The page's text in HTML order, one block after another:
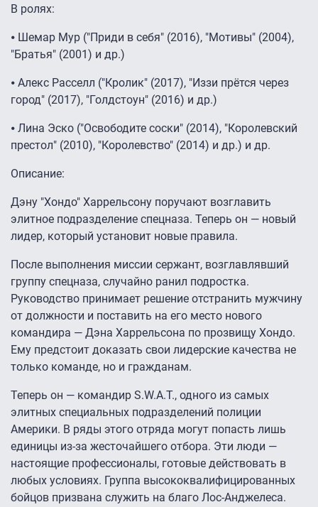
В ролях:
⦁ Шемар Мур ("Приди в себя" (2016), "Мотивы" (2004),
"Братья" (2001) и др.)
⦁ Алекс Расселл ("Кролик" (2017), "Иззи прётся через
город" (2017), "Голдстоун" (2016) и др.)
⦁ Лина Эско ("Освободите соски" (2014), "Королевский
престол" (2010), "Королевство" (2014) и др.) и др.
Описание:
Дэну "Хондо" Харрельсону поручают возглавить
элитное подразделение спецназа. Теперь он — новый
лидер, который установит новые правила.
После выполнения миссии сержант, возглавлявший
группу спецназа, случайно ранил подростка.
Руководство принимает решение отстранить мужчину
от должности и поставить на его место нового
командира — Дэна Харрельсона по прозвищу Хондо.
Ему предстоит доказать свои лидерские качества не
только команде, но и гражданам.
Теперь он — командир S.W.A.T., одного из самых
элитных специальных подразделений полиции
Америки. В ряды этого отряда могут попасть лишь
единицы из-за жесточайшего отбора. Эти люди —
настоящие профессионалы, готовые действовать в
любых условиях. Группа высококвалифицированных
бойцов призвана служить на благо Лос-Анджелеса.